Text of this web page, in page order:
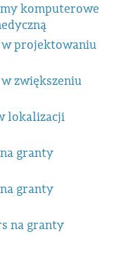
komputerowe
w projektowaniu
zwiększeniu
lokalizacji
granty
granty
na granty